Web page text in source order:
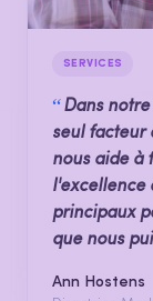
SERVICES
“Dans
seul facteur
nous aide à
l'excellence
principaux
que nous
Ann Hostens